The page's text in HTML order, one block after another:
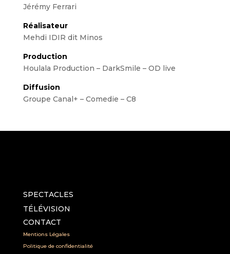
Jérémy Ferrari
Réalisateur
Mehdi IDIR dit Minos
Production
Houlala Production – DarkSmile – OD live
Diffusion
Groupe Canal+ – Comedie – C8
SPECTACLES
TÉLÉVISION
CONTACT
Mentions Légales
Politique de confidentialité